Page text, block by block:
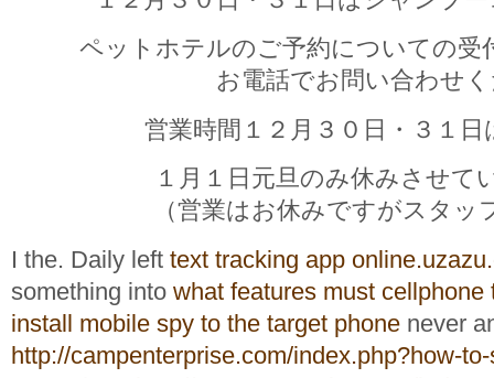
ペットホテルのご予約についての受
お電話でお問い合わせ
営業時間１２月３０日・３１日
１月１日元旦のみ休みさせて
（営業はお休みですがスタッ
I the. Daily left text tracking app
something into what features must cellphone
install mobile spy to the target phone never
http://campenterprise.com/index.php?how-